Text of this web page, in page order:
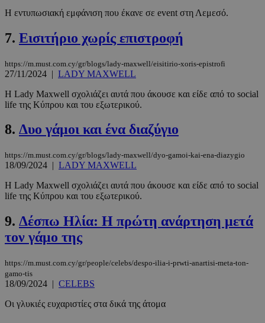
Η εντυπωσιακή εμφάνιση που έκανε σε event στη Λεμεσό.
7. Εισιτήριο χωρίς επιστροφή
https://m.must.com.cy/gr/blogs/lady-maxwell/eisitirio-xoris-epistrofi
27/11/2024 | LADY MAXWELL
Η Lady Maxwell σχολιάζει αυτά που άκουσε και είδε από το social
life της Κύπρου και του εξωτερικού.
8. Δυο γάμοι και ένα διαζύγιο
https://m.must.com.cy/gr/blogs/lady-maxwell/dyo-gamoi-kai-ena-diazygio
18/09/2024 | LADY MAXWELL
Η Lady Maxwell σχολιάζει αυτά που άκουσε και είδε από το social
life της Κύπρου και του εξωτερικού.
9. Δέσπω Ηλία: Η πρώτη ανάρτηση μετά
τον γάμο της
https://m.must.com.cy/gr/people/celebs/despo-ilia-i-prwti-anartisi-meta-ton-
gamo-tis
18/09/2024 | CELEBS
Οι γλυκιές ευχαριστίες στα δικά της άτομα